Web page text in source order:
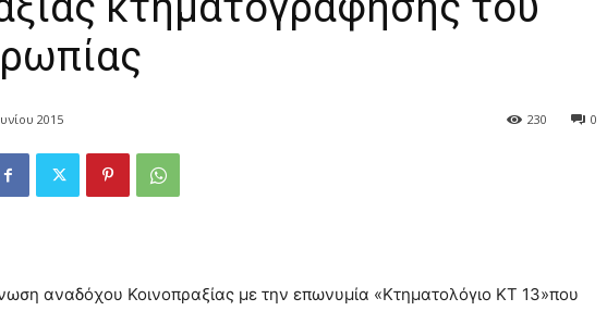
2015 0
230
αναδόχου Κοινοπραξίας με την επωνυμία «Κτηματολόγιο ΚΤ 13»που